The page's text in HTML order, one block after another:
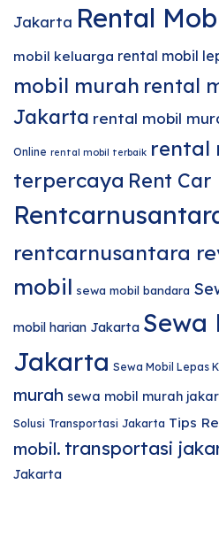
Jakarta Rental
mobil keluarga rental mobil
mobil murah rental
Jakarta rental mobil
Online rental mobil terbaik rental
terpercaya Rent Car
rentcarnusantara
mobil sewa mobil bandara
mobil harian Jakarta Sewa
Jakarta Sewa Mobil Lepas
murah sewa mobil murah
Solusi Transportasi Jakarta Tips
mobil. transportasi
Jakarta